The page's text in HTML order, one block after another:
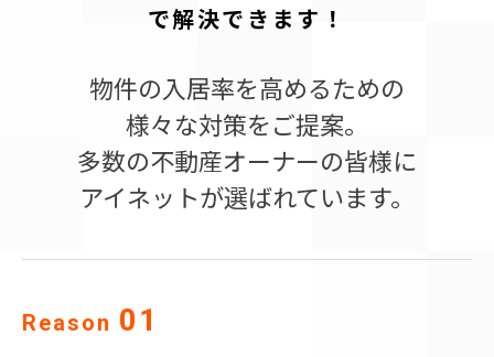
で解決できます！
物件の入居率を高めるための
様々な対策をご提案。
多数の不動産オーナーの皆様に
アイネットが選ばれています。
Reason 01